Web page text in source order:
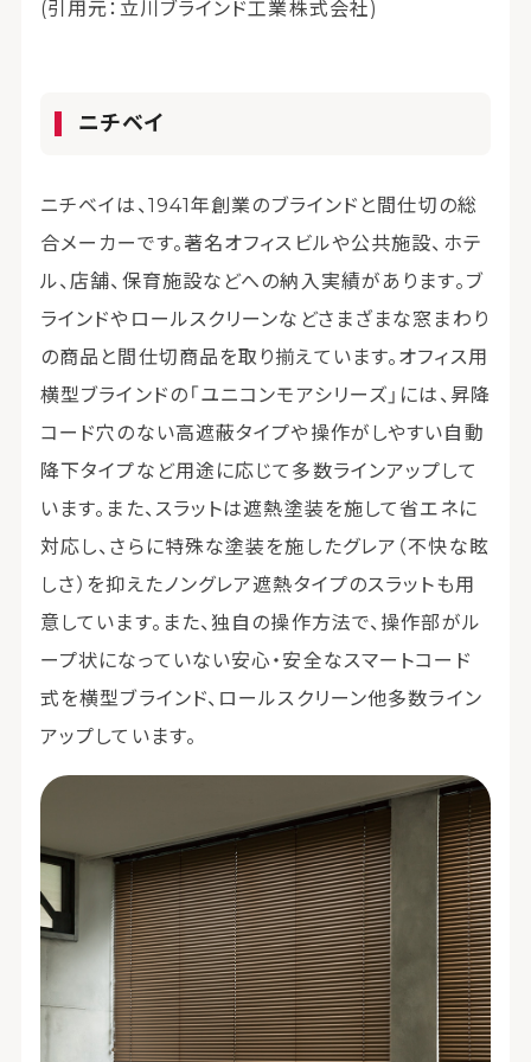
(引用元：立川ブラインド工業株式会社)
ニチベイ
ニチベイは、1941年創業のブラインドと間仕切の総
合メーカーです。著名オフィスビルや公共施設、ホテ
ル、店舗、保育施設などへの納入実績があります。ブ
ラインドやロールスクリーンなどさまざまな窓まわり
の商品と間仕切商品を取り揃えています。オフィス用
横型ブラインドの「ユニコンモアシリーズ」には、昇降
コード穴のない高遮蔽タイプや操作がしやすい自動
降下タイプなど用途に応じて多数ラインアップして
います。また、スラットは遮熱塗装を施して省エネに
対応し、さらに特殊な塗装を施したグレア（不快な眩
しさ）を抑えたノングレア遮熱タイプのスラットも用
意しています。また、独自の操作方法で、操作部がル
ープ状になっていない安心・安全なスマートコード
式を横型ブラインド、ロールスクリーン他多数ライン
アップしています。